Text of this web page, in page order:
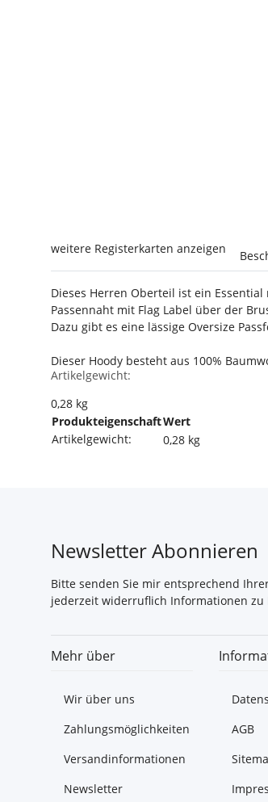
weitere Registerkarten anzeigen
Dieses Herren Oberteil ist ein
Passennaht mit Flag Label über der
Dazu gibt es eine lässige Oversize
Dieser Hoody besteht aus 100%
Artikelgewicht:
0,28 kg
ProdukteigenschaftWert
Artikelgewicht:
0,28 kg
Newsletter Abonnieren
Bitte senden Sie mir entsprechend
jederzeit widerruflich Informationen
Mehr über
Wir über uns
Zahlungsmöglichkeiten
Versandinformationen
Newsletter
AGB